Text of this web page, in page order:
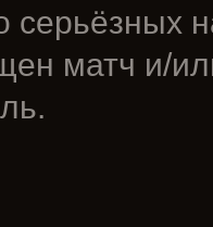
серьёзных
матч и/